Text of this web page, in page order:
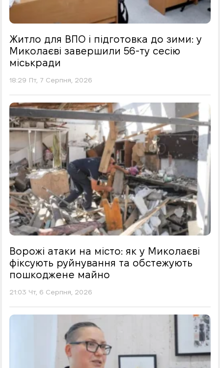
Житло для ВПО і підготовка до зими: у
Миколаєві завершили 56-ту сесію
міськради
18:29 Пт, 7 Серпня, 2026
Ворожі атаки на місто: як у Миколаєві
фіксують руйнування та обстежують
пошкоджене майно
21:03 Чт, 6 Серпня, 2026